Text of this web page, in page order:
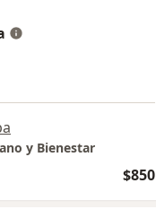
y Bienestar
$850